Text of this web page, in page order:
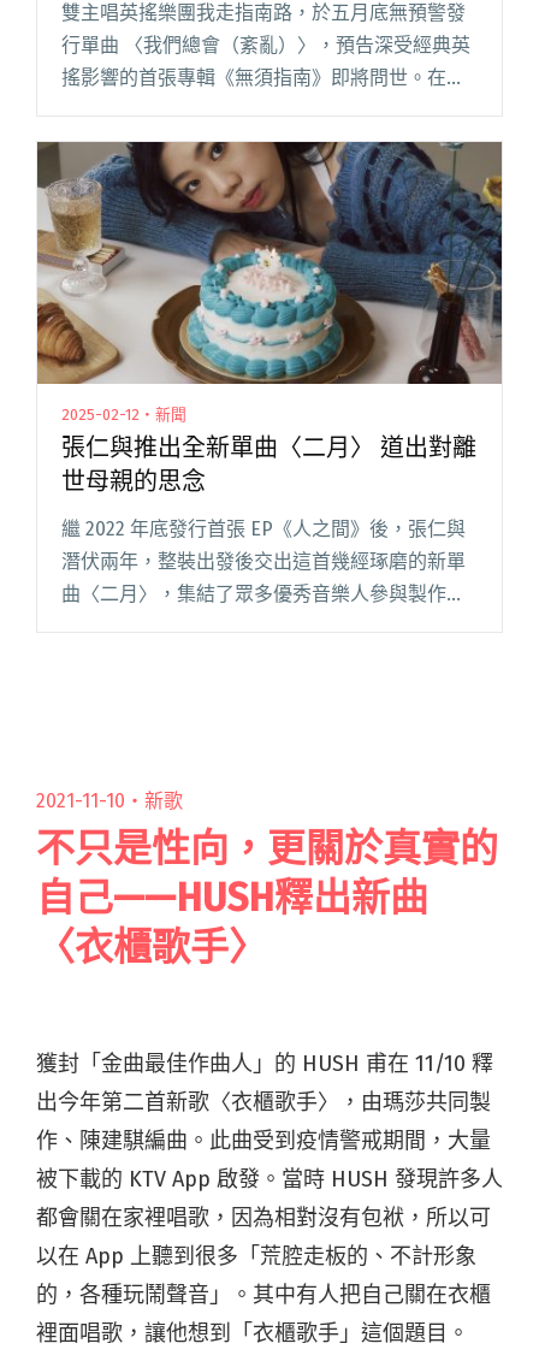
雙主唱英搖樂團我走指南路，於五月底無預警發
行單曲 〈我們總會（紊亂）〉，預告深受經典英
搖影響的首張專輯《無須指南》即將問世。在此
之前，邀請客家金曲新生代黃宇寒，推出浪漫合
唱曲〈Strawberry〉，並將於 8 月 3 日在樂悠悠
之口舉辦睽閱讀全文 "我走指南路新歌
〈Strawberry〉致敬披頭四 邀黃宇寒合唱共譜浪
漫夏日"
2025-02-12・新聞
張仁與推出全新單曲〈二月〉 道出對離
世母親的思念
繼 2022 年底發行首張 EP《人之間》後，張仁與
潛伏兩年，整裝出發後交出這首幾經琢磨的新單
曲〈二月〉，集結了眾多優秀音樂人參與製作，
2021-11-10・ 新歌
不只是性向，更關於真實的
自己——HUSH釋出新曲
〈衣櫃歌手〉
獲封「金曲最佳作曲人」的 HUSH 甫在 11/10 釋
出今年第二首新歌〈衣櫃歌手〉，由瑪莎共同製
作、陳建騏編曲。此曲受到疫情警戒期間，大量
被下載的 KTV App 啟發。當時 HUSH 發現許多人
都會關在家裡唱歌，因為相對沒有包袱，所以可
以在 App 上聽到很多「荒腔走板的、不計形象
的，各種玩鬧聲音」。其中有人把自己關在衣櫃
裡面唱歌，讓他想到「衣櫃歌手」這個題目。